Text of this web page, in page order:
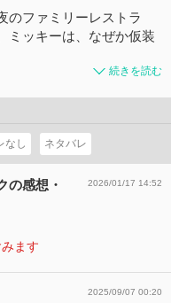
のファミリーレストラ
ミッキーは、なぜか仮装
続きを読む
なし ネタバレ
の感想・
2026/01/17 14:52
ます
2025/09/07 00:20